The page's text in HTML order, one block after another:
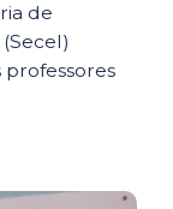
de
professores